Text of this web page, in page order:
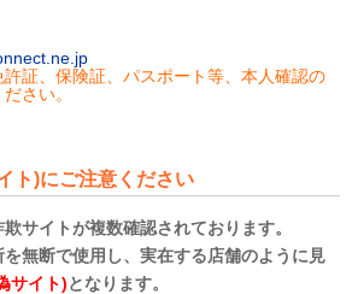
証、保険証、パスポート等、本人確認の
さい。
ト)にご注意ください
サイトが複数確認されております。
無断で使用し、実在する店舗のように見
サイト)となります。